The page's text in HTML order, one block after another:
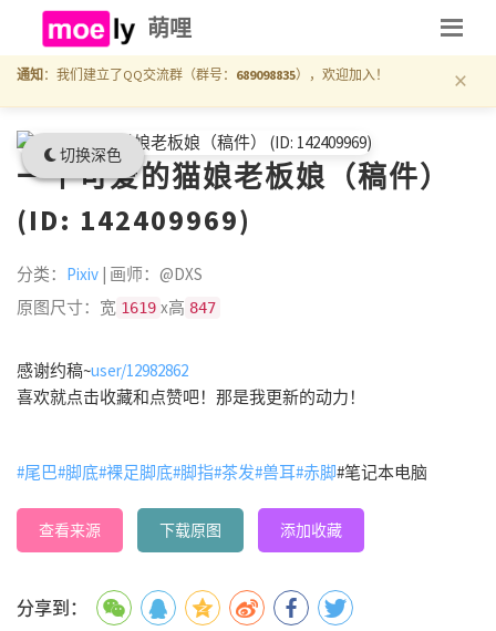
切换深色
萌哩
通知 ：我们建立了QQ交流群（群号： 689098835），欢迎加入！ ×
一个可爱的猫娘老板娘（稿件）
(ID: 142409969)
分类： Pixiv | 画师：@DXS
原图尺寸：宽 1619 x高 847
感谢约稿~user/12982862
喜欢就点击收藏和点赞吧！那是我更新的动力！
#尾巴#脚底#裸足脚底#脚指#茶发#兽耳#赤脚#笔记本电脑
查看来源 下载原图 添加收藏
分享到：